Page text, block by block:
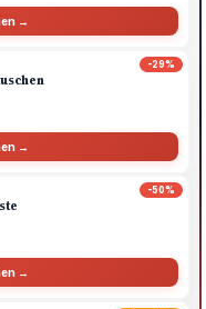
→
-29%
→
-50%
→